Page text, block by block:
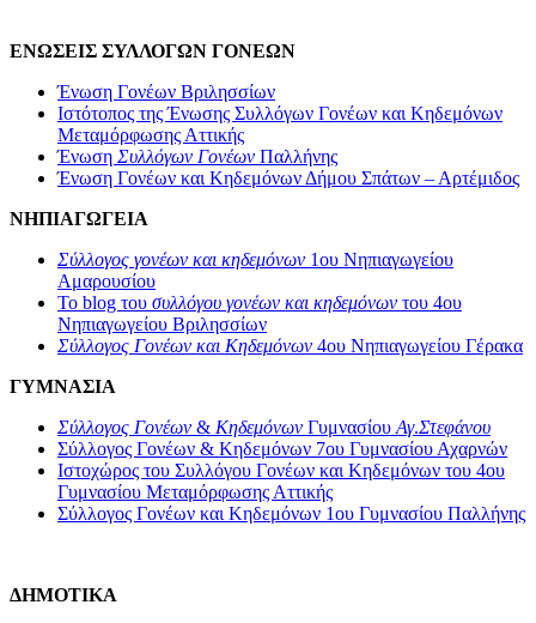
ΕΝΩΣΕΙΣ ΣΥΛΛΟΓΩΝ ΓΟΝΕΩΝ
Ένωση Γονέων Βριλησσίων
Ιστότοπος της Ένωσης Συλλόγων Γονέων και Κηδεμόνων
Μεταμόρφωσης Αττικής
Ένωση Συλλόγων Γονέων Παλλήνης
Ένωση Γονέων και Κηδεμόνων Δήμου Σπάτων – Αρτέμιδος
ΝΗΠΙΑΓΩΓΕΙΑ
Σύλλογος γονέων και κηδεμόνων 1ου Νηπιαγωγείου
Αμαρουσίου
To blog του συλλόγου γονέων και κηδεμόνων του 4ου
Νηπιαγωγείου Βριλησσίων
Σύλλογος Γονέων και Κηδεμόνων 4ου Νηπιαγωγείου Γέρακα
ΓΥΜΝΑΣΙΑ
Σύλλογος Γονέων & Κηδεμόνων Γυμνασίου Αγ.Στεφάνου
Σύλλογος Γονέων & Κηδεμόνων 7ου Γυμνασίου Αχαρνών
Ιστοχώρος του Συλλόγου Γονέων και Κηδεμόνων του 4ου
Γυμνασίου Μεταμόρφωσης Αττικής
Σύλλογος Γονέων και Κηδεμόνων 1ου Γυμνασίου Παλλήνης
ΔΗΜΟΤΙΚΑ